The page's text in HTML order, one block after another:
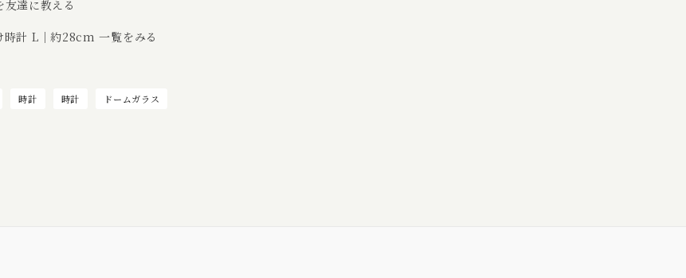
友達に教える
時計 L｜約28cm 一覧をみる
時計 時計 ドームガラス